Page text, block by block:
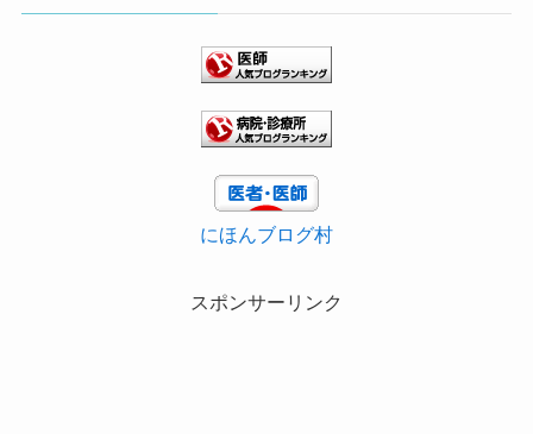
にほんブログ村
スポンサーリンク